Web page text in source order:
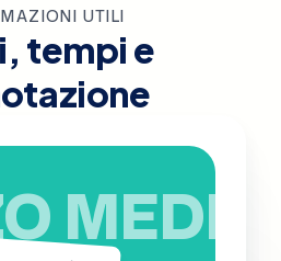
UTILI
tempi e
MEDIO